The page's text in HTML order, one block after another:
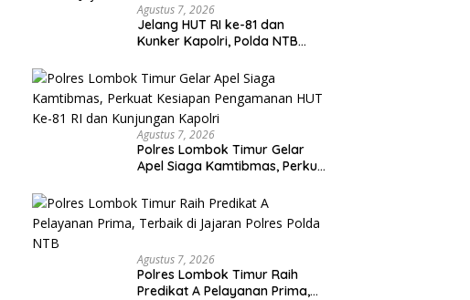
Agustus 7, 2026
Jelang HUT RI ke-81 dan
Kunker Kapolri, Polda NTB
Serentak Seluruh Jajaran
Agustus 7, 2026
Polres Lombok Timur Gelar
Apel Siaga Kamtibmas, Perkuat
Ke-81 RI dan Kunjungan Kapolri
Agustus 7, 2026
Polres Lombok Timur Raih
Predikat A Pelayanan Prima,